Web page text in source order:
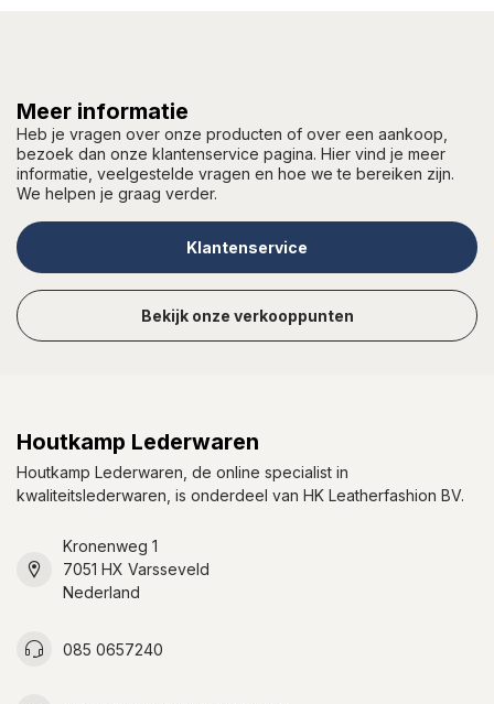
Meer informatie
Heb je vragen over onze producten of over een aankoop,
bezoek dan onze klantenservice pagina. Hier vind je meer
informatie, veelgestelde vragen en hoe we te bereiken zijn.
We helpen je graag verder.
Klantenservice
Bekijk onze verkooppunten
Houtkamp Lederwaren
Houtkamp Lederwaren, de online specialist in
kwaliteitslederwaren, is onderdeel van HK Leatherfashion BV.
Kronenweg 1
7051 HX Varsseveld
Nederland
085 0657240